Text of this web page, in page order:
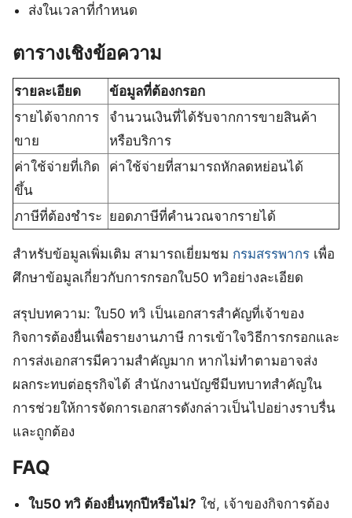
ส่งในเวลาที่กำหนด
ตารางเชิงข้อความ
รายละเอียด
ข้อมูลที่ต้องกรอก
รายได้จากการ
ขาย
จำนวนเงินที่ได้รับจากการขายสินค้า
หรือบริการ
ค่าใช้จ่ายที่เกิด
ขึ้น
ค่าใช้จ่ายที่สามารถหักลดหย่อนได้
ภาษีที่ต้องชำระ ยอดภาษีที่คำนวณจากรายได้
สำหรับข้อมูลเพิ่มเติม สามารถเยี่ยมชม กรมสรรพากร เพื่อ
ศึกษาข้อมูลเกี่ยวกับการกรอกใบ50 ทวิอย่างละเอียด
สรุปบทความ: ใบ50 ทวิ เป็นเอกสารสำคัญที่เจ้าของ
กิจการต้องยื่นเพื่อรายงานภาษี การเข้าใจวิธีการกรอกและ
การส่งเอกสารมีความสำคัญมาก หากไม่ทำตามอาจส่ง
ผลกระทบต่อธุรกิจได้ สำนักงานบัญชีมีบทบาทสำคัญใน
การช่วยให้การจัดการเอกสารดังกล่าวเป็นไปอย่างราบรื่น
และถูกต้อง
FAQ
ใบ50 ทวิ ต้องยื่นทุกปีหรือไม่? ใช่, เจ้าของกิจการต้อง